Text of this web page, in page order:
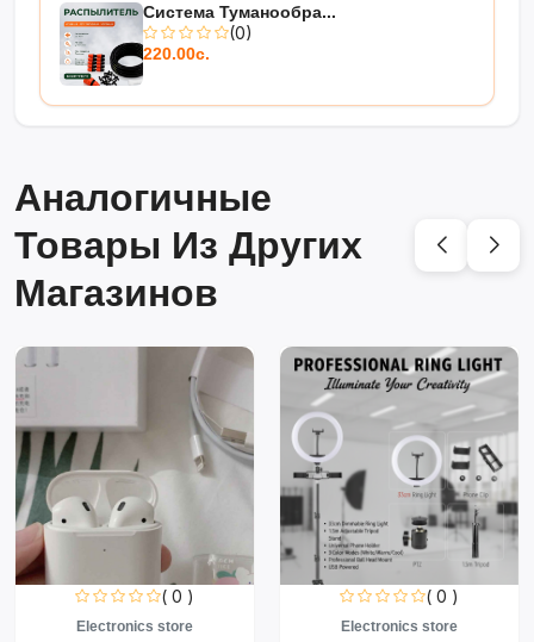
Система Туманообра...
(0)
220.00с.
Аналогичные
Товары Из Других
Магазинов
( 0 )
Electronics store
( 0 )
Electronics store